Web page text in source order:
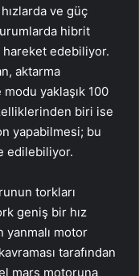
ve güç
hibrit
edebiliyor.
aktarma
modu yaklaşık 100
biri ise
yapabilmesi; bu
edilebiliyor.
torkları
geniş bir hız
yanmalı motor
tarafından
marş motoruna